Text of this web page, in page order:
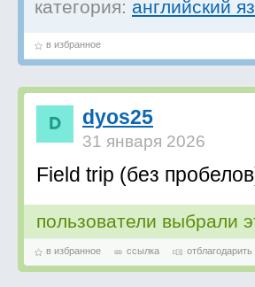
категория: английский
в избранное
dyos25
31 января 2026
Field trip (без
пользователи выбрали
в избранное ссылка отблагодарить